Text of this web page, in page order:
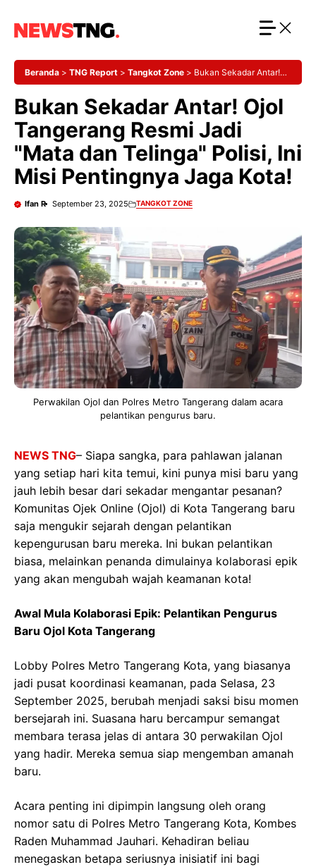
Beranda > TNG Report > Tangkot Zone > Bukan Sekadar Antar!
Pentingnya Jaga Kota!
Bukan Sekadar Antar! Ojol
Tangerang Resmi Jadi
"Mata dan Telinga" Polisi, Ini
Misi Pentingnya Jaga Kota!
Ifan R September 23, 2025 TANGKOT ZONE
Perwakilan Ojol dan Polres Metro Tangerang dalam acara
pelantikan pengurus baru.
NEWS TNG– Siapa sangka, para pahlawan jalanan
yang setiap hari kita temui, kini punya misi baru yang
jauh lebih besar dari sekadar mengantar pesanan?
Komunitas Ojek Online (Ojol) di Kota Tangerang baru
saja mengukir sejarah dengan pelantikan
kepengurusan baru mereka. Ini bukan pelantikan
biasa, melainkan penanda dimulainya kolaborasi epik
yang akan mengubah wajah keamanan kota!
Awal Mula Kolaborasi Epik: Pelantikan Pengurus
Baru Ojol Kota Tangerang
Lobby Polres Metro Tangerang Kota, yang biasanya
jadi pusat koordinasi keamanan, pada Selasa, 23
September 2025, berubah menjadi saksi bisu momen
bersejarah ini. Suasana haru bercampur semangat
membara terasa jelas di antara 30 perwakilan Ojol
yang hadir. Mereka semua siap mengemban amanah
baru.
Acara penting ini dipimpin langsung oleh orang
nomor satu di Polres Metro Tangerang Kota, Kombes
Raden Muhammad Jauhari. Kehadiran beliau
menegaskan betapa seriusnya inisiatif ini bagi